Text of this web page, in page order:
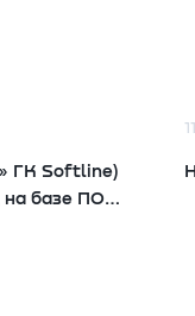
ГК Softline)
на базе ПО